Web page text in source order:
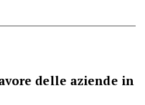
delle aziende in